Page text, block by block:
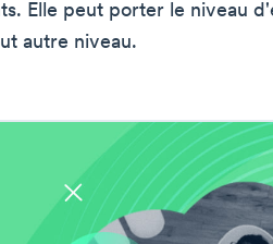
Elle peut porter le niveau
autre niveau.